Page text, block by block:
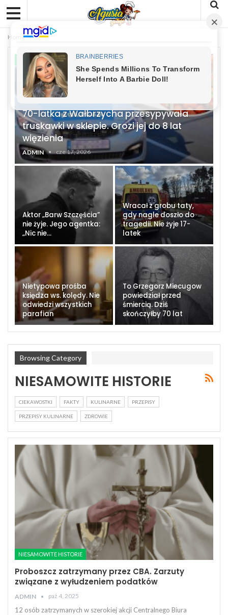
Home
NIESAMOWITE HISTORIE
70-latka z Wałbrzycha przesypywała
truskawki w sklepie. Grozi jej do 8 lat
więzienia
ADMIN cze 17, 2026
Aktor „Barw Szczęścia”
nie żyje. Jego agentka:
„Nic nie…
Wracał z grobu taty,
gdy nagle doszło do
tragedii. Nie żyje 17-
latek
Nietypowa prośba
księdza ws. kolędy. Nie
odwiedzi wszystkich
parafian
To Grzegorz Miecugow
powiedział przed
śmiercią. Dziś
skończyłby 70 lat
Browsing Category
NIESAMOWITE HISTORIE
CIEKAWOSTKI FAKTY KULINARNE PRZEPISY
PRZEPISY KULINARNE ZDROWIE
NIESAMOWITE HISTORIE
Proboszcz zatrzymany przez CBA. Zarzuty
związane z wyłudzeniem podatków
ADMIN paź 4, 2025
12 osób zatrzymanych w szerokiej akcji Centralnego Biura